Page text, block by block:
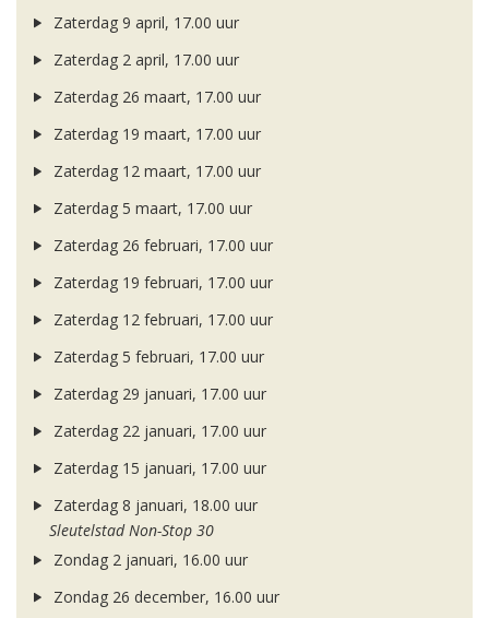
Zaterdag 9 april, 17.00 uur
Zaterdag 2 april, 17.00 uur
Zaterdag 26 maart, 17.00 uur
Zaterdag 19 maart, 17.00 uur
Zaterdag 12 maart, 17.00 uur
Zaterdag 5 maart, 17.00 uur
Zaterdag 26 februari, 17.00 uur
Zaterdag 19 februari, 17.00 uur
Zaterdag 12 februari, 17.00 uur
Zaterdag 5 februari, 17.00 uur
Zaterdag 29 januari, 17.00 uur
Zaterdag 22 januari, 17.00 uur
Zaterdag 15 januari, 17.00 uur
Zaterdag 8 januari, 18.00 uur
Sleutelstad Non-Stop 30
Zondag 2 januari, 16.00 uur
Zondag 26 december, 16.00 uur